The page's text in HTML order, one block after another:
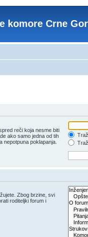
komore Crne
reči koja nesme biti
ako samo jedna od tih
nepotpuna poklapanja.
Zbog brzine, svi
roditeljki forum i